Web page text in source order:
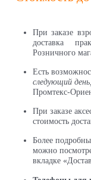
При заказе
доставка
Розничного
Есть
следующий день,
Промтекс-
При заказе
стоимость
Более
можно
вкладке